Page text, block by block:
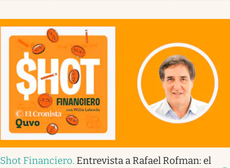
Shot Financiero. Entrevista a Rafael Rofman: el